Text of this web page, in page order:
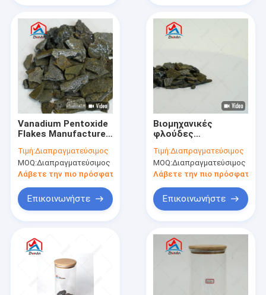
Προϊόντα
Εμφάνιση VR
Vanadium Pentoxide
Flakes Manufacturer
Alloy Production
Υλικό V2O5 υψηλής
καθαρότητας
Τιμή:Διαπραγματεύσιμος
MOQ:Διαπραγματεύσιμος
Λάβετε την πιο πρόσφατη τιμή
Επικοινωνήστε
Βιομηχανικές
φλούδες
βανδίου V2O5 98%
για μεταλλουργικές
εφαρμογές χημικών
μπαταριών
Τιμή:Διαπραγματεύσιμος
MOQ:Διαπραγματεύσιμος
Λάβετε την πιο πρόσφατη
Επικοινωνήστε